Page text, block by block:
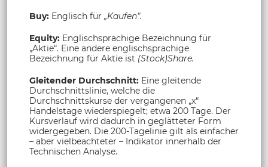
Buy: Englisch für „Kaufen“.
Equity: Englischsprachige Bezeichnung für
„Aktie“. Eine andere englischsprachige
Bezeichnung für Aktie ist (Stock)Share.
Gleitender Durchschnitt: Eine gleitende
Durchschnittslinie, welche die
Durchschnittskurse der vergangenen „x“
Handelstage wiederspiegelt; etwa 200 Tage. Der
Kursverlauf wird dadurch in geglätteter Form
widergegeben. Die 200-Tagelinie gilt als einfacher
– aber vielbeachteter – Indikator innerhalb der
Technischen Analyse.